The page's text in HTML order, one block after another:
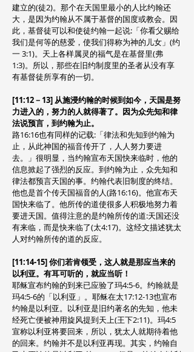
建立的(徒2)。那个在天国里最小的人比约翰还
大，是因为约翰从不属于基督的国度或教会。因
此，基督徒可以和使徒约翰一起说:「你看父赐给
我们是何等的慈爱，使我们得称为神的儿女」(约
一 3:1)。天上各样属灵的福气是在基督里(弗
1:3)。所以，那些在旧约制度里的圣者从没有享
有基督徒所享有的一切。
[11:12－13] 从施浸约翰的时候到如今，天国是努
力进入的，努力的人就得著了。因为众先知和律
法说预言，到约翰为止。
路16:16也有同样的记载:「律法和先知到约翰为
止，从此神国的福音传开了，人人努力要进
去。」很明显，当约翰宣布天国快来临时，他的
信息掀起了强烈的反应。到约翰为止，众先知和
律法都预言天国的事。约翰代表旧制度的终结。
他也是首个传天国福音的人(路16:16)。他宣布天
国快来临了。他所传的道使很多人积极地努力着
要进天国。值得注意的是约翰所传的道:天国还没
有来临，而是快来临了(太4:17)。这经文描述犹太
人对约翰所传的道的反应。
[11:14-15] 你们若肯领受，这人就是那应当来的
以利亚。有耳可听的，就应当听！
耶稣宣布约翰的到来已应验了玛4:5-6。约翰就是
玛4:5-6的「以利亚」。耶稣在太17:12-13也宣布
约翰是以利亚。以利亚是旧约著名的先知，他未
经死亡便被神用旋风提到天上(王下2:11)。玛4:5
宣称以利亚将要回来，所以，犹太人就期待着他
的回来。约翰并不是以利亚再现。其实，约翰自